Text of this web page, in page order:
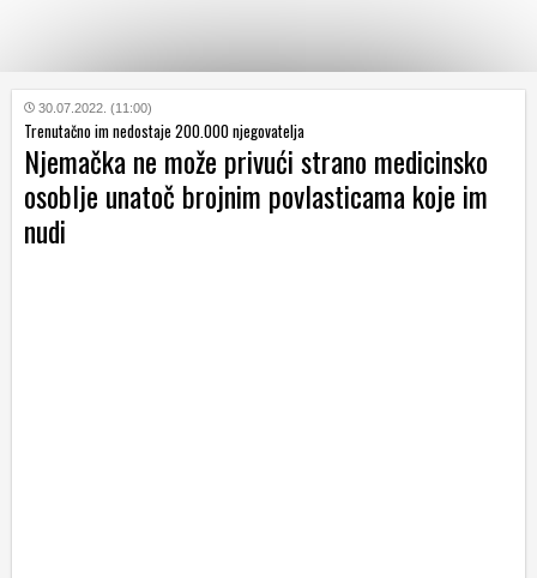
KATEGORIJE
HRVATSKI
WEB
30.07.2022. (11:00)
Trenutačno im nedostaje 200.000 njegovatelja
Njemačka ne može privući strano medicinsko
osoblje unatoč brojnim povlasticama koje im
nudi